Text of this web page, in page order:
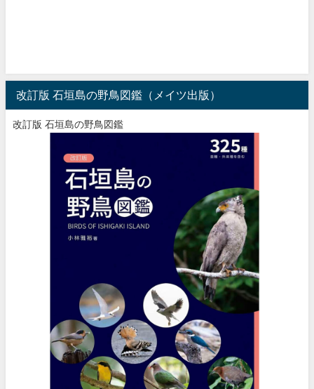
改訂版 石垣島の野鳥図鑑（メイツ出版）
改訂版 石垣島の野鳥図鑑